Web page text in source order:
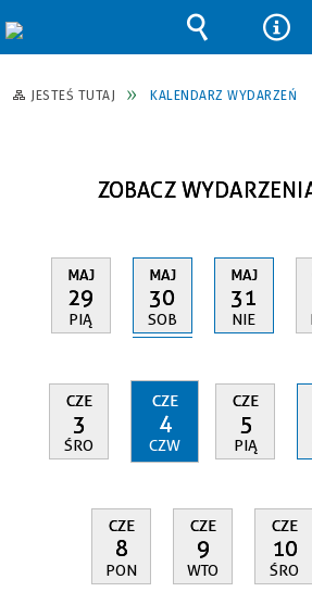
JESTEŚ TUTAJ KALENDARZ WYDARZEŃ
ZOBACZ
MAJ
29
PIĄ
MAJ
30
SOB
MAJ
31
NIE
CZE
3
ŚRO
CZE
4
CZW
CZE
5
PIĄ
CZE
8
PON
CZE
9
WTO
CZE
10
ŚRO